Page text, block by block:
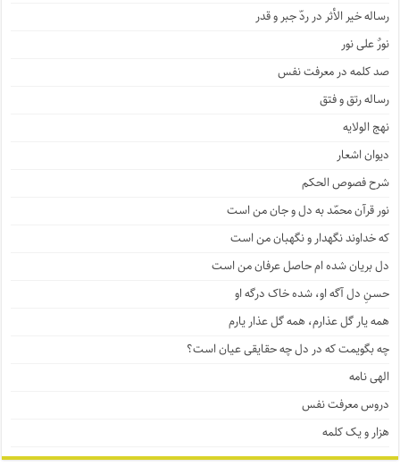
رساله خیر الأثر در ردّ جبر و قدر
نورٌ علی نور
صد کلمه در معرفت نفس
رساله رتق و فتق
نهج الولایه
دیوان اشعار
شرح فصوص الحکم
نور قرآن محمّد به دل و جان من است
که خداوند نگهدار و نگهبان من است
دل بریان شده ام حاصل عرفان من است
حسنِ دل آگه او، شده خاک درگه او
همه یار گل عذارم، همه گل عذار یارم
چه بگویمت که در دل چه حقایقی عیان است؟
الهی نامه
دروس معرفت نفس
هزار و یک کلمه